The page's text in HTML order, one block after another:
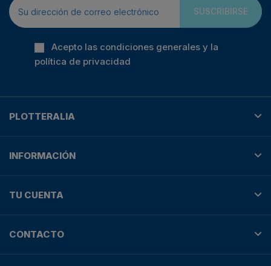
SUSCRIBIRSE
Acepto las condiciones generales y la
política de privacidad
PLOTTERALIA
INFORMACIÓN
TU CUENTA
CONTACTO